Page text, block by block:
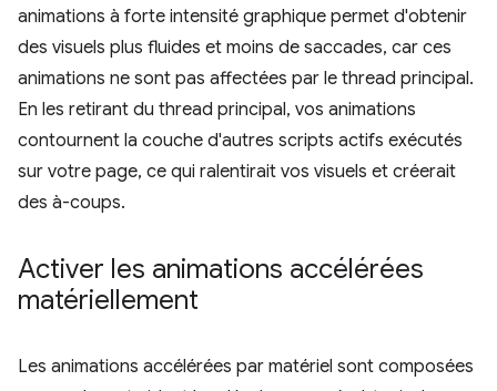
animations à forte intensité graphique permet d'obtenir
des visuels plus fluides et moins de saccades, car ces
animations ne sont pas affectées par le thread principal.
En les retirant du thread principal, vos animations
contournent la couche d'autres scripts actifs exécutés
sur votre page, ce qui ralentirait vos visuels et créerait
des à-coups.
Activer les animations accélérées
matériellement
Les animations accélérées par matériel sont composées